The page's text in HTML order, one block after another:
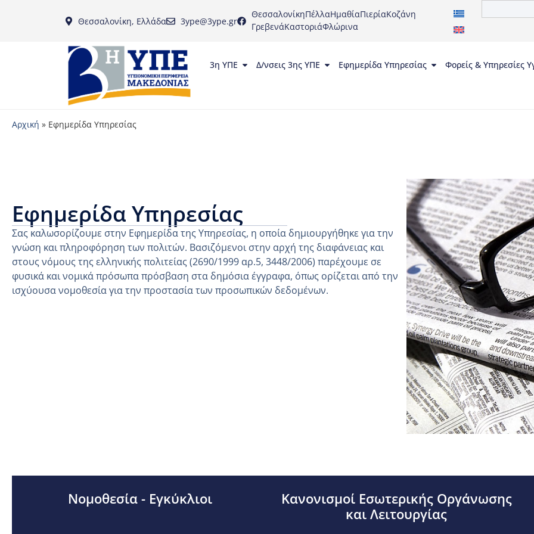
Θεσσαλονίκη, Ελλάδα 3ype@3ype.gr
ΘεσσαλονίκηΠέλλαΗμαθίαΠιερίαΚοζάνη
ΓρεβενάΚαστοριάΦλώρινα
3η ΥΠΕ Δ/νσεις 3ης ΥΠΕ Εφημερίδα Υπηρεσίας Φορείς & Υπηρεσίες
Αρχική » Εφημερίδα Υπηρεσίας
Εφημερίδα Υπηρεσίας
Σας καλωσορίζουμε στην Εφημερίδα της Υπηρεσίας, η οποία δημιουργήθηκε για την
γνώση και πληροφόρηση των πολιτών. Βασιζόμενοι στην αρχή της διαφάνειας και
στους νόμους της ελληνικής πολιτείας (2690/1999 αρ.5, 3448/2006) παρέχουμε σε
φυσικά και νομικά πρόσωπα πρόσβαση στα δημόσια έγγραφα, όπως ορίζεται από την
ισχύουσα νομοθεσία για την προστασία των προσωπικών δεδομένων.
Νομοθεσία - Εγκύκλιοι
Κανονισμοί Εσωτερικής Οργάνωσης
και Λειτουργίας